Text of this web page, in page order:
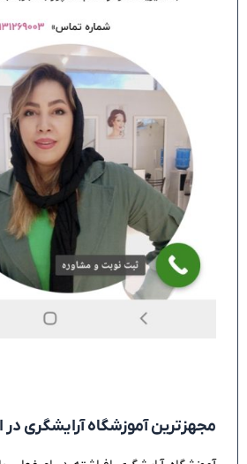
مجهزترین آموزشگاه آرایشگری